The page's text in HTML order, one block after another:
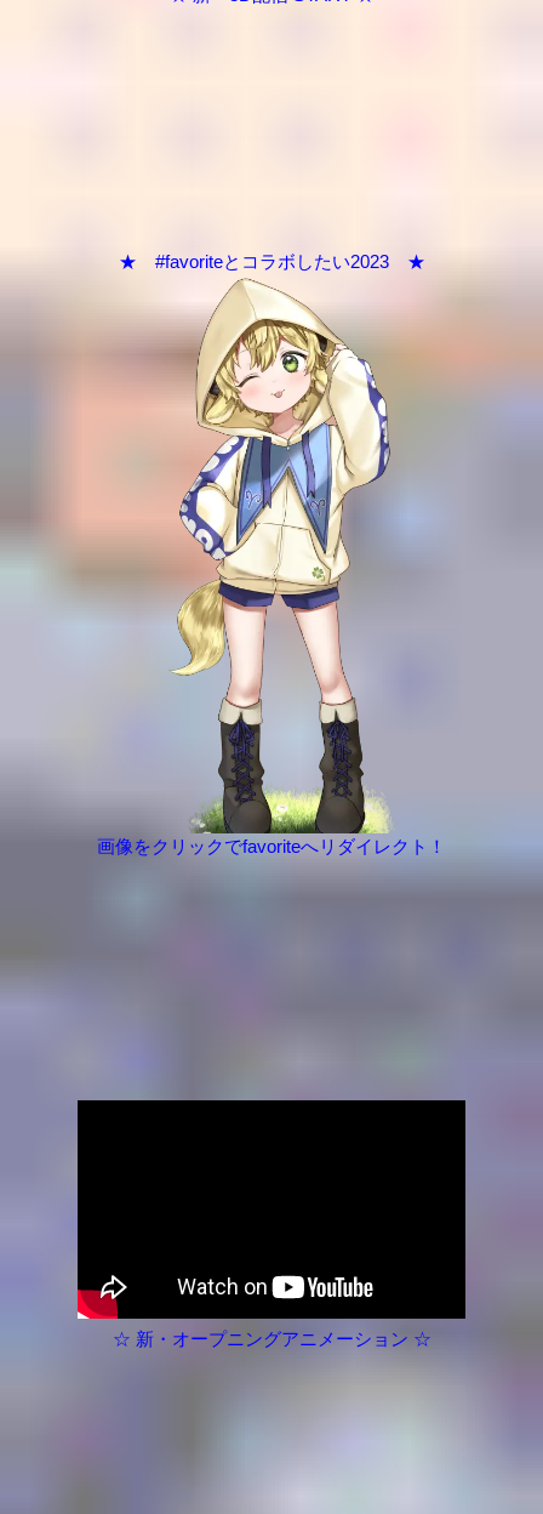
★ #favoriteとコラボしたい2023 ★
画像をクリックでfavoriteへリダイレクト！
☆ 新・オープニングアニメーション ☆